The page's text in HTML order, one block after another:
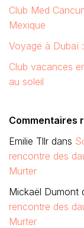
Club Med
Mexique
Voyage à Dubaï
Club vacances
au soleil
Commentaires
Emilie Tllr dans
rencontre des
Murter
Mickaël Dumont
rencontre des
Murter